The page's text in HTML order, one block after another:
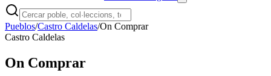
Pueblos/Castro Caldelas/On Comprar
Castro Caldelas
On Comprar